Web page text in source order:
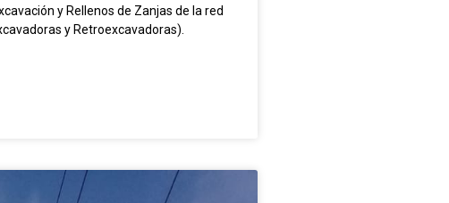
y Rellenos de Zanjas de la red
y Retroexcavadoras).